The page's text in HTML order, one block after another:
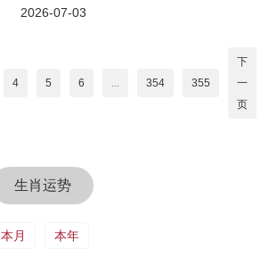
暇。虽然你想当个出色的东道主，但要留意
种情况总是可能发生的。如果需要超支，你
应该有足够的
2026-07-03
4 5 6 354 355
下
一
页
生肖运势
本月 本年